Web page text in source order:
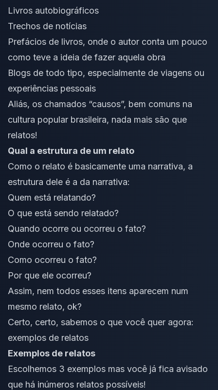
Livros autobiográficos
Trechos de notícias
Prefácios de livros, onde o autor conta um pouco
como teve a ideia de fazer aquela obra
Blogs de todo tipo, especialmente de viagens ou
experiências pessoais
Aliás, os chamados “causos”, bem comuns na
cultura popular brasileira, nada mais são que
relatos!
Qual a estrutura de um relato
Como o relato é basicamente uma narrativa, a
estrutura dele é a da narrativa:
Quem está relatando?
O que está sendo relatado?
Quando ocorre ou ocorreu o fato?
Onde ocorreu o fato?
Como ocorreu o fato?
Por que ele ocorreu?
Assim, nem todos esses itens aparecem num
mesmo relato, ok?
Certo, certo, sabemos o que você quer agora:
exemplos de relatos
Exemplos de relatos
Escolhemos 3 exemplos mas você já fica avisado
que há inúmeros relatos possíveis!